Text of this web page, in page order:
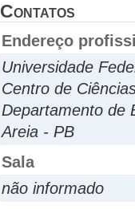
Contatos
Endereço
Universidade
Centro de
Departamento de
Areia - PB
Sala
não informado